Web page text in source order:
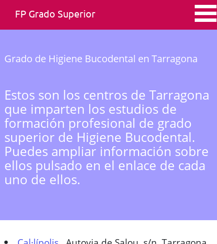
FP Grado Superior
Grado de Higiene Bucodental en Tarragona
Estos son los centros de Tarragona
que imparten los estudios de
formación profesional de grado
superior de Higiene Bucodental.
Puedes ampliar información sobre
ellos pulsado en el enlace de cada
uno de ellos.